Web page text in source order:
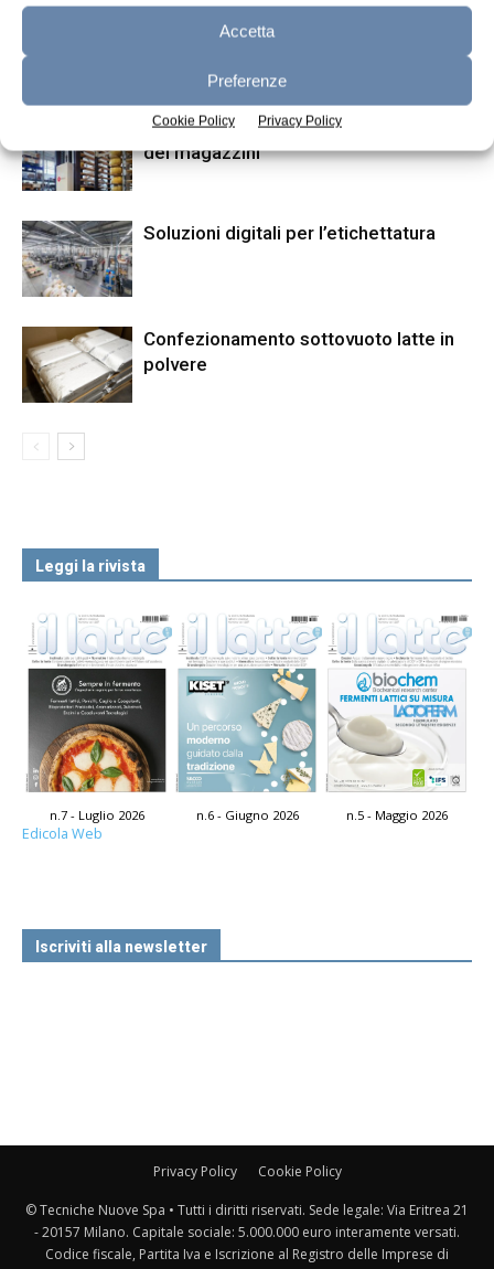
Accetta
Preferenze
Cookie Policy Privacy Policy
Automazione nella pulizia delle tavole
dei magazzini
Soluzioni digitali per l’etichettatura
Confezionamento sottovuoto latte in
polvere
Leggi la rivista
n.7 - Luglio 2026 n.6 - Giugno 2026 n.5 - Maggio 2026
Edicola Web
Iscriviti alla newsletter
Privacy Policy Cookie Policy
© Tecniche Nuove Spa • Tutti i diritti riservati. Sede legale: Via Eritrea 21
- 20157 Milano. Capitale sociale: 5.000.000 euro interamente versati.
Codice fiscale, Partita Iva e Iscrizione al Registro delle Imprese di